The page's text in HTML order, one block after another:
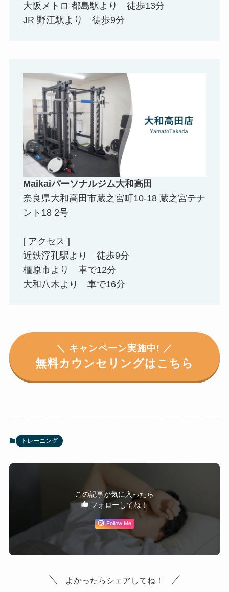
大阪メトロ 都島駅より 徒歩13分
JR 野江駅より 徒歩9分
Maikaiパーソナルジム大和高田
奈良県大和高田市蔵之宮町10-18 蔵之宮テナ
ント18 2号
[ アクセス ]
近鉄浮孔駅より 徒歩9分
橿原市より 車で12分
大和八木より 車で16分
＼ キャンペーン実施中! ／
無料カウンセリングはこちら
トレーニング
この記事が気に入ったら
フォローしてね！
Follow Me
よかったらシェアしてね！